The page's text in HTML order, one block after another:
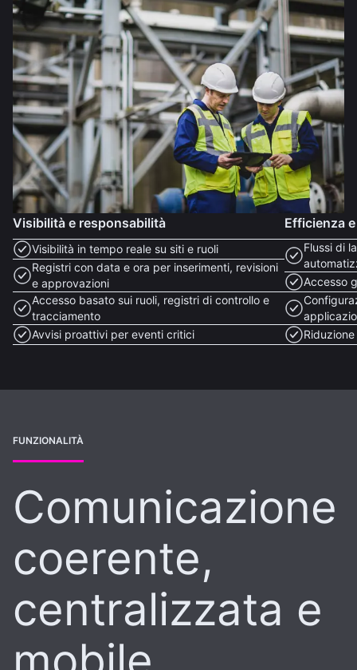
Visibilità e responsabilità
Visibilità in tempo reale su siti e ruoli
Registri con data e ora per inserimenti, revisioni
e approvazioni
Accesso basato sui ruoli, registri di controllo e
tracciamento
Avvisi proattivi per eventi critici
Efficienza
Flussi di
Accesso
FUNZIONALITÀ
Comunicazione
coerente,
centralizzata e